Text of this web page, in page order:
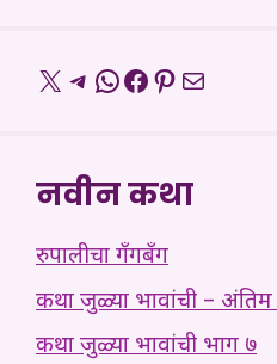
X Telegram
WhatsApp
Facebook
Pinterest
Mail
नवीन कथा
रुपालीचा गँगबँग
कथा जुळ्या भावांची –
कथा जुळ्या भावांची भाग ७